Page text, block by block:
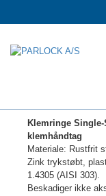
Klemringe
klemhåndtag
Materiale: Rustfrit
Zink trykstøbt,
1.4305 (AISI 303).
Beskadiger ikke